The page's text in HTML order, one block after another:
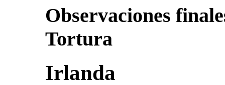
Observaciones
Tortura
Irlanda